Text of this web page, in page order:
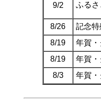
9/2 ふるさ
8/26
記念特
8/19
年賀
8/19
年賀
8/3
年賀